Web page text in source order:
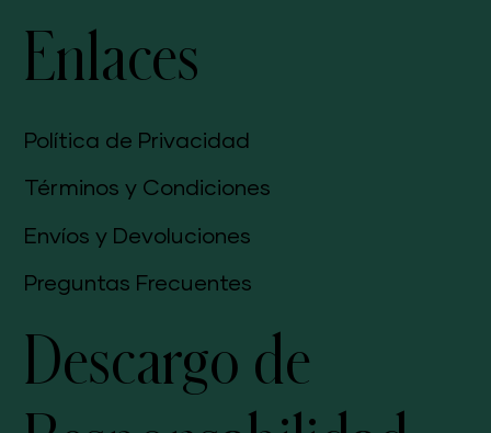
Descargo de
Enlaces
Política de Privacidad
Términos y Condiciones
Envíos y Devoluciones
Preguntas Frecuentes